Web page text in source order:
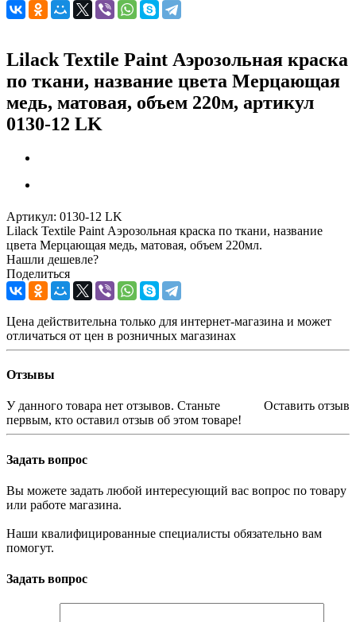
Lilack Textile Paint Аэрозольная краска
по ткани, название цвета Мерцающая
медь, матовая, объем 220м, артикул
0130-12 LK
Артикул: 0130-12 LK
Lilack Textile Paint Аэрозольная краска по ткани, название
цвета Мерцающая медь, матовая, объем 220мл.
Нашли дешевле?
Поделиться
Цена действительна только для интернет-магазина и может
отличаться от цен в розничных магазинах
Отзывы
Оставить отзыв
У данного товара нет отзывов. Станьте
первым, кто оставил отзыв об этом товаре!
Задать вопрос
Вы можете задать любой интересующий вас вопрос по товару
или работе магазина.
Наши квалифицированные специалисты обязательно вам
помогут.
Задать вопрос